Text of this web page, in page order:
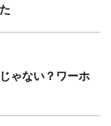
ゃない？ワーホ